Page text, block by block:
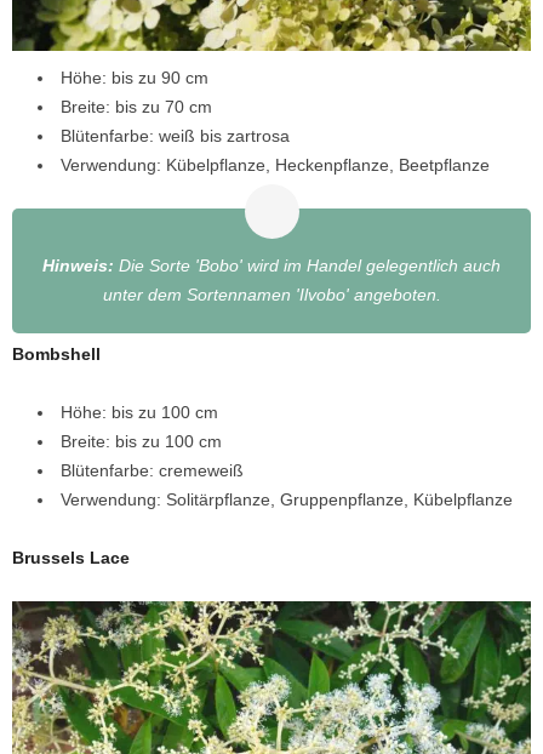
Höhe: bis zu 90 cm
Breite: bis zu 70 cm
Blütenfarbe: weiß bis zartrosa
Verwendung: Kübelpflanze, Heckenpflanze, Beetpflanze
Hinweis: Die Sorte 'Bobo' wird im Handel gelegentlich auch
unter dem Sortennamen 'Ilvobo' angeboten.
Bombshell
Höhe: bis zu 100 cm
Breite: bis zu 100 cm
Blütenfarbe: cremeweiß
Verwendung: Solitärpflanze, Gruppenpflanze, Kübelpflanze
Brussels Lace